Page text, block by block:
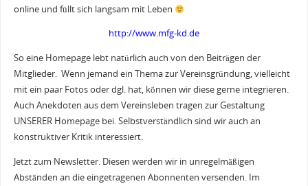
online und füllt sich langsam mit Leben
http://www.mfg-kd.de
So eine Homepage lebt natürlich auch von den Beiträgen der
Mitglieder. Wenn jemand ein Thema zur Vereinsgründung, vielleicht
mit ein paar Fotos oder dgl. hat, können wir diese gerne integrieren.
Auch Anekdoten aus dem Vereinsleben tragen zur Gestaltung
UNSERER Homepage bei. Selbstverständlich sind wir auch an
konstruktiver Kritik interessiert.
Jetzt zum Newsletter. Diesen werden wir in unregelmäßigen
Abständen an die eingetragenen Abonnenten versenden. Im